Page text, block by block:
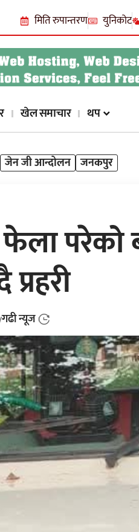
मिति रुपान्तरण युनिकोट
खेल समाचार थप
जेन जी आन्दोलन जनकपुर
परेको
गढी न्यूज